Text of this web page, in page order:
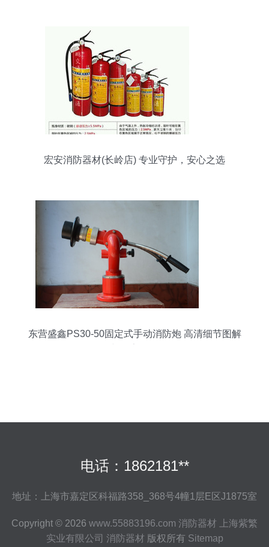
宏安消防器材(长岭店) 专业守护，安心之选
东营盛鑫PS30-50固定式手动消防炮 高清细节图解
电话：1862181**
地址：上海市嘉定区科福路358_368号4幢1层E区J1875室
Copyright © 2026 www.55883196.com 消防器材
上海紫繁
实业有限公司 消防器材版权所有 Sitemap